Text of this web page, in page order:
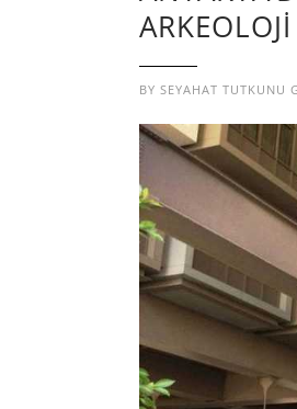
BY SEYAHAT TUTKUNU